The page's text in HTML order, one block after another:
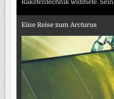
Raketentechnik widmete. Sein
Eine Reise zum Arcturus